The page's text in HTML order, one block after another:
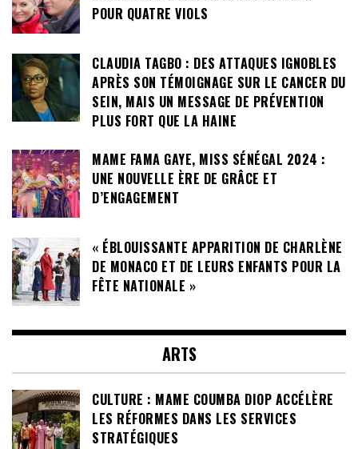
POUR QUATRE VIOLS
CLAUDIA TAGBO : DES ATTAQUES IGNOBLES
APRÈS SON TÉMOIGNAGE SUR LE CANCER DU
SEIN, MAIS UN MESSAGE DE PRÉVENTION
PLUS FORT QUE LA HAINE
MAME FAMA GAYE, MISS SÉNÉGAL 2024 :
UNE NOUVELLE ÈRE DE GRÂCE ET
D’ENGAGEMENT
« ÉBLOUISSANTE APPARITION DE CHARLÈNE
DE MONACO ET DE LEURS ENFANTS POUR LA
FÊTE NATIONALE »
ARTS
CULTURE : MAME COUMBA DIOP ACCÉLÈRE
LES RÉFORMES DANS LES SERVICES
STRATÉGIQUES